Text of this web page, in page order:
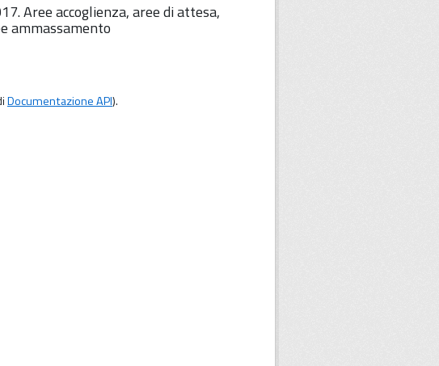
Aree accoglienza, aree di attesa,
ammassamento
Documentazione API).